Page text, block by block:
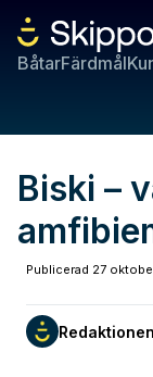
BåtarFärdmål
Biski –
Publicerad 27
Redaktionen